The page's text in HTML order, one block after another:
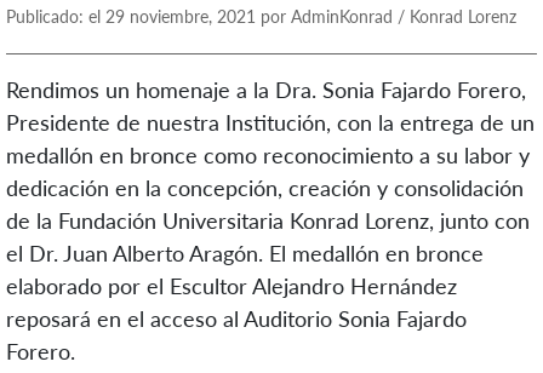
Publicado: el 29 noviembre, 2021 por AdminKonrad / Konrad Lorenz
Rendimos un homenaje a la Dra. Sonia Fajardo Forero,
Presidente de nuestra Institución, con la entrega de un
medallón en bronce como reconocimiento a su labor y
dedicación en la concepción, creación y consolidación
de la Fundación Universitaria Konrad Lorenz, junto con
el Dr. Juan Alberto Aragón. El medallón en bronce
elaborado por el Escultor Alejandro Hernández
reposará en el acceso al Auditorio Sonia Fajardo
Forero.